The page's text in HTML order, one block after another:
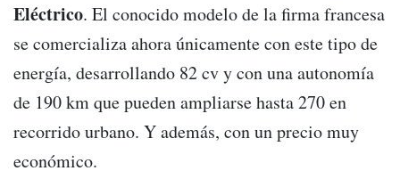
Eléctrico. El conocido modelo de la firma francesa
se comercializa ahora únicamente con este tipo de
energía, desarrollando 82 cv y con una autonomía
de 190 km que pueden ampliarse hasta 270 en
recorrido urbano. Y además, con un precio muy
económico.